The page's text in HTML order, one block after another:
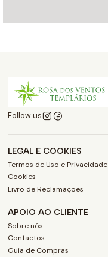
Follow us
LEGAL E COOKIES
Termos de Uso e Privacidade
Cookies
Livro de Reclamações
APOIO AO CLIENTE
Sobre nós
Contactos
Guia de Compras